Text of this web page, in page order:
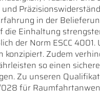
in der
die Einhaltung
der Norm ESCC
konzipiert. Zudem
so einen
Zu unseren
für